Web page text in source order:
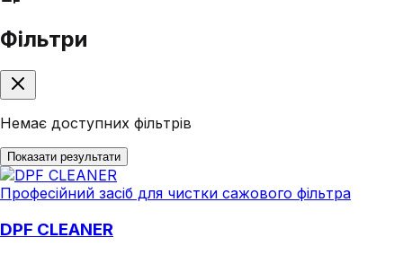
Фільтри
Немає доступних фільтрів
Показати результати
Професійний засіб для чистки сажового фільтра
DPF CLEANER